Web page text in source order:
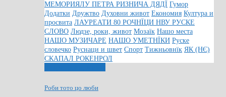
МЕМОРИЯЛУ ПЕТРА РИЗНИЧА ДЯДЇ Гумор
Додатки Дружтво Духовни живот Економия Култура и
просвита ЛАУРЕАТИ 80 РОЧНЇЦИ НВУ РУСКЕ
СЛОВО Людзе, роки, живот Мозаїк Нашо места
НАШО МУЗИЧАРЕ НАШО УМЕТНЇКИ Руске
словечко Руснаци и швет Спорт Тижньовнїк ЯК (НЄ)
СКАПАЛ РОКЕНРОЛ
Роби тото цо люби